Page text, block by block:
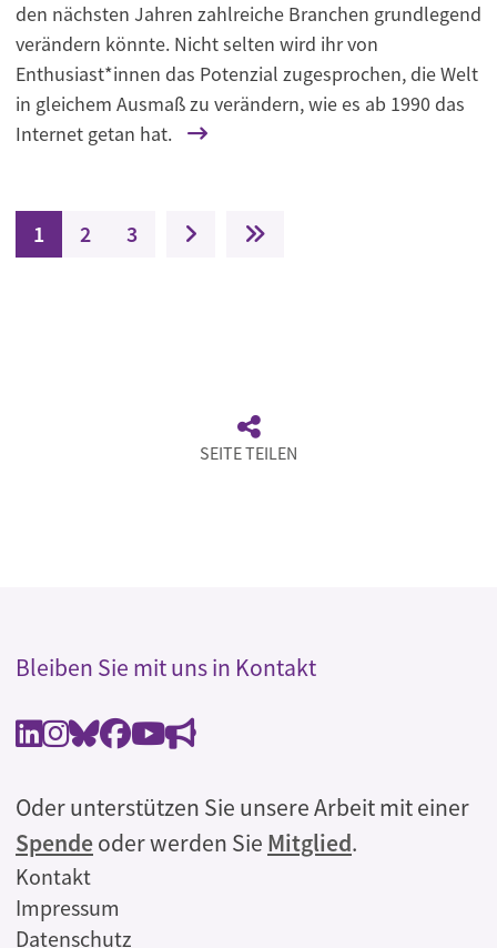
den nächsten Jahren zahlreiche Branchen grundlegend
verändern könnte. Nicht selten wird ihr von
Enthusiast*innen das Potenzial zugesprochen, die Welt
in gleichem Ausmaß zu verändern, wie es ab 1990 das
Internet getan hat.
Seitennummerierung
Aktuelle Seite
1 Seite
2 Seite
3 Nächste Seite
Letzte Seite
SEITE TEILEN
Bleiben Sie mit uns in Kontakt
Oder unterstützen Sie unsere Arbeit mit einer
Spendeoder werden Sie Mitglied.
Rechtliches
Kontakt
Impressum
Datenschutz